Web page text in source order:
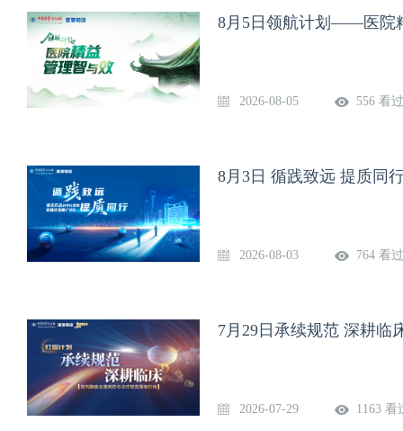
8月5日领航计划——医院
2026-08-05 556 看过
8月3日 循践致远 提质同
2026-08-03 764 看过
7月29日承续规范 深耕
2026-07-29 1163 看